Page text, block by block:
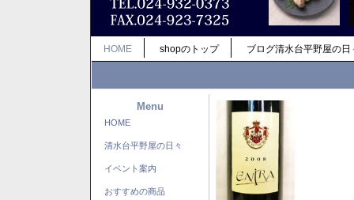
HOME shopのトップ ブログ清水台平野屋の日
Menu
HOME
清水台平野屋の日々
イベント案内
おすすめの商品